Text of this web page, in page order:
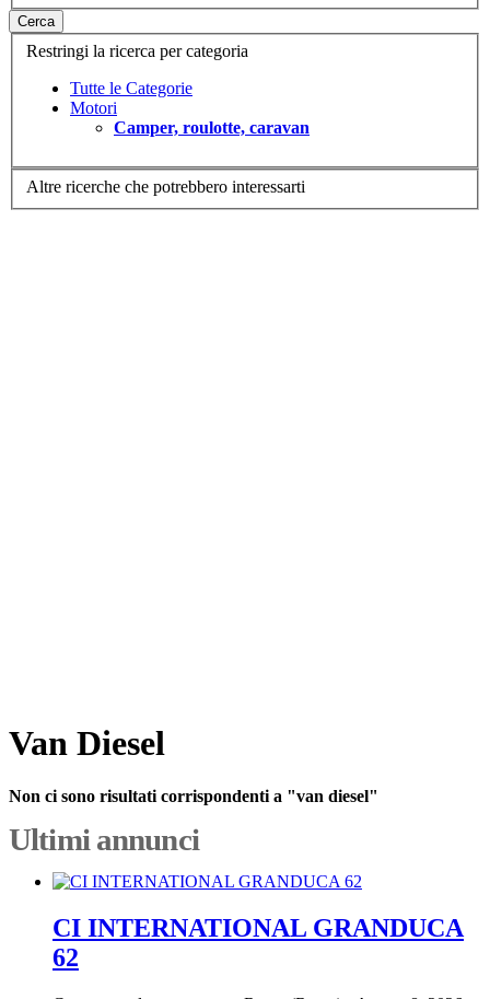
Cerca
Restringi la ricerca per categoria
Tutte le Categorie
Motori
Camper, roulotte, caravan
Altre ricerche che potrebbero interessarti
Van Diesel
Non ci sono risultati corrispondenti a "van diesel"
Ultimi annunci
CI INTERNATIONAL GRANDUCA
62